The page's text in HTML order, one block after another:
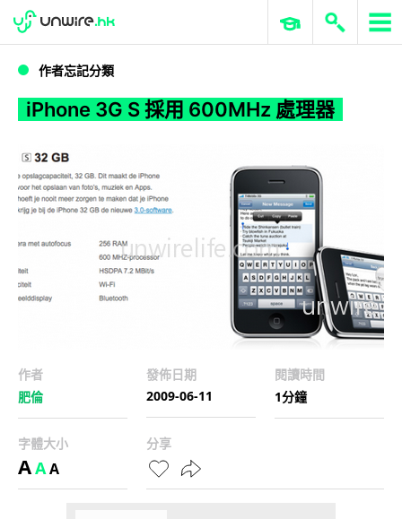
iPhone 3G S 採用 600MHz 處理器
WWDC 2026 ERP 與商業 AI
作者忘記分類
iPhone 3G S 採用 600MHz 處理器
作者
肥倫
發佈日期
2009-06-11
閱讀時間
1分鐘
字體大小
AAA
分享